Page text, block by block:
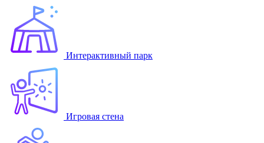
Интерактивный парк
Игровая стена